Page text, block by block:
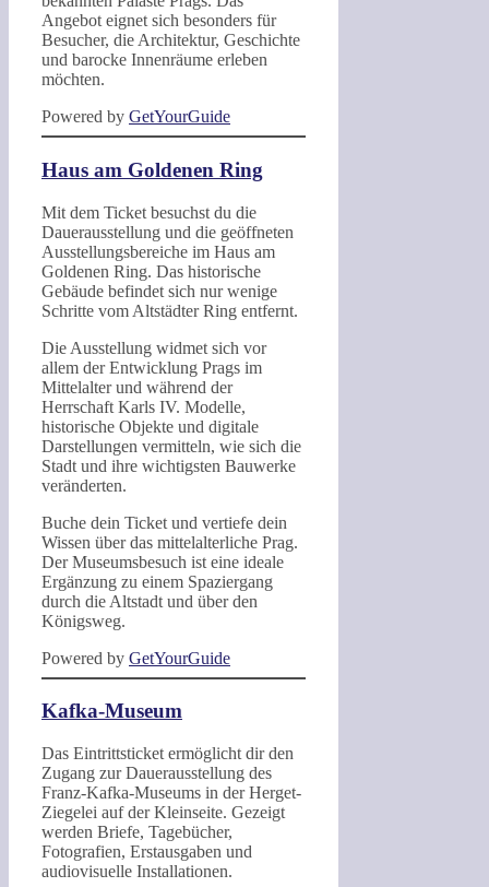
Angebot eignet sich besonders für
Besucher, die Architektur, Geschichte
und barocke Innenräume erleben
möchten.
Powered by GetYourGuide
Haus am Goldenen Ring
Mit dem Ticket besuchst du die
Dauerausstellung und die geöffneten
Ausstellungsbereiche im Haus am
Goldenen Ring. Das historische
Gebäude befindet sich nur wenige
Schritte vom Altstädter Ring entfernt.
Die Ausstellung widmet sich vor
allem der Entwicklung Prags im
Mittelalter und während der
Herrschaft Karls IV. Modelle,
historische Objekte und digitale
Darstellungen vermitteln, wie sich die
Stadt und ihre wichtigsten Bauwerke
veränderten.
Buche dein Ticket und vertiefe dein
Wissen über das mittelalterliche Prag.
Der Museumsbesuch ist eine ideale
Ergänzung zu einem Spaziergang
durch die Altstadt und über den
Königsweg.
Powered by GetYourGuide
Kafka-Museum
Das Eintrittsticket ermöglicht dir den
Zugang zur Dauerausstellung des
Franz-Kafka-Museums in der Herget-
Ziegelei auf der Kleinseite. Gezeigt
werden Briefe, Tagebücher,
Fotografien, Erstausgaben und
audiovisuelle Installationen.